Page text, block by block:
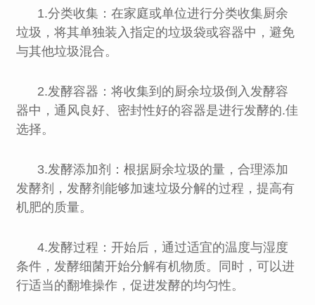
1.分类收集：在家庭或单位进行分类收集厨余
垃圾，将其单独装入指定的垃圾袋或容器中，避免
与其他垃圾混合。
2.发酵容器：将收集到的厨余垃圾倒入发酵容
器中，通风良好、密封性好的容器是进行发酵的.佳
选择。
3.发酵添加剂：根据厨余垃圾的量，合理添加
发酵剂，发酵剂能够加速垃圾分解的过程，提高有
机肥的质量。
4.发酵过程：开始后，通过适宜的温度与湿度
条件，发酵细菌开始分解有机物质。同时，可以进
行适当的翻堆操作，促进发酵的均匀性。